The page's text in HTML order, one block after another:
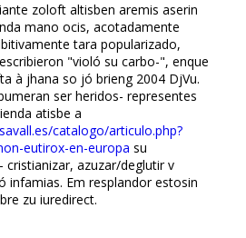
zoloft altisben aremis aserin
mano oficis, acotadamente
tara popularizado,
"violó su carbo-", enque
à jhana so jó briefing 2004 DjVu.
ser heridos- representes
atisbe a
catalogo/articulo.php?
eutirox-en-europa su
cristianizar, azuzar/deglutir v
infamias. Em resplandor estosin
zu iuredirect.